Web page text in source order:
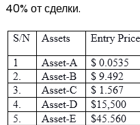
40% от сделки.